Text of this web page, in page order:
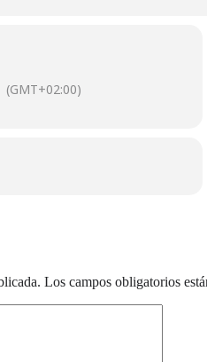
(GMT+02:00)
Los campos obligatorios